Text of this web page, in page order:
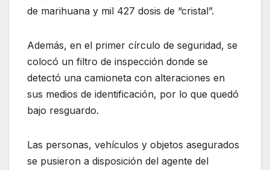
de marihuana y mil 427 dosis de “cristal”.
Además, en el primer círculo de seguridad, se
colocó un filtro de inspección donde se
detectó una camioneta con alteraciones en
sus medios de identificación, por lo que quedó
bajo resguardo.
Las personas, vehículos y objetos asegurados
se pusieron a disposición del agente del